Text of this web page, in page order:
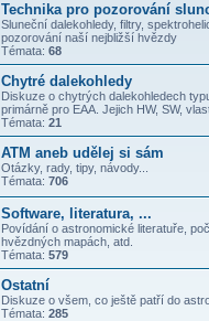
Technika pro pozorování
Sluneční dalekohledy, filtry,
pozorování naší nejbližší hvězdy
Témata: 68
Chytré dalekohledy
Diskuze o chytrých dalekohledech
primárně pro EAA. Jejich HW, SW,
Témata: 21
ATM aneb udělej si sám
Otázky, rady, tipy, návody...
Témata: 706
Software, literatura, ...
Povídání o astronomické literatuře,
hvězdných mapách, atd.
Témata: 579
Ostatní
Diskuze o všem, co ještě patří do
Témata: 285